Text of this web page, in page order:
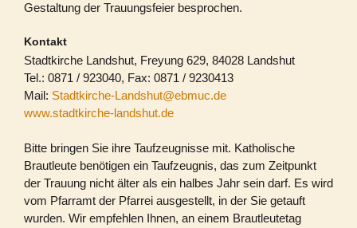
Gestaltung der Trauungsfeier besprochen.
Kontakt
Stadtkirche Landshut, Freyung 629, 84028 Landshut
Tel.: 0871 / 923040, Fax: 0871 / 9230413
Mail: Stadtkirche-Landshut@ebmuc.de
www.stadtkirche-landshut.de
Bitte bringen Sie ihre Taufzeugnisse mit. Katholische
Brautleute benötigen ein Taufzeugnis, das zum Zeitpunkt
der Trauung nicht älter als ein halbes Jahr sein darf. Es wird
vom Pfarramt der Pfarrei ausgestellt, in der Sie getauft
wurden. Wir empfehlen Ihnen, an einem Brautleutetag